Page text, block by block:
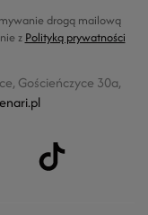
drogą mailową
z Polityką prywatności
Gościeńczyce 30a,